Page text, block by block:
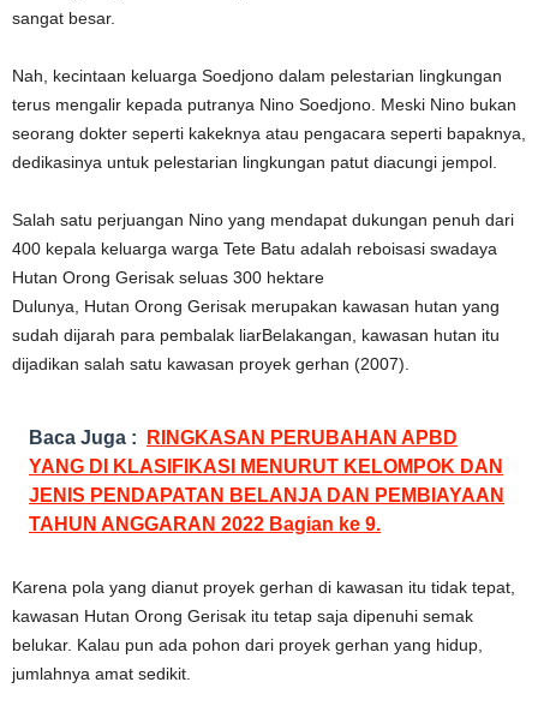
sangat besar.
Nah, kecintaan keluarga Soedjono dalam pelestarian lingkungan
terus mengalir kepada putranya Nino Soedjono. Meski Nino bukan
seorang dokter seperti kakeknya atau pengacara seperti bapaknya,
dedikasinya untuk pelestarian lingkungan patut diacungi jempol.
Salah satu perjuangan Nino yang mendapat dukungan penuh dari
400 kepala keluarga warga Tete Batu adalah reboisasi swadaya
Hutan Orong Gerisak seluas 300 hektare
Dulunya, Hutan Orong Gerisak merupakan kawasan hutan yang
sudah dijarah para pembalak liarBelakangan, kawasan hutan itu
dijadikan salah satu kawasan proyek gerhan (2007).
Baca Juga :
RINGKASAN PERUBAHAN APBD
YANG DI KLASIFIKASI MENURUT KELOMPOK DAN
JENIS PENDAPATAN BELANJA DAN PEMBIAYAAN
TAHUN ANGGARAN 2022 Bagian ke 9.
Karena pola yang dianut proyek gerhan di kawasan itu tidak tepat,
kawasan Hutan Orong Gerisak itu tetap saja dipenuhi semak
belukar. Kalau pun ada pohon dari proyek gerhan yang hidup,
jumlahnya amat sedikit.